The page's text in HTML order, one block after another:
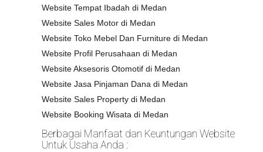
Website Tempat Ibadah di Medan
Website Sales Motor di Medan
Website Toko Mebel Dan Furniture di Medan
Website Profil Perusahaan di Medan
Website Aksesoris Otomotif di Medan
Website Jasa Pinjaman Dana di Medan
Website Sales Property di Medan
Website Booking Wisata di Medan
Berbagai Manfaat dan Keuntungan Website
Untuk Usaha Anda :